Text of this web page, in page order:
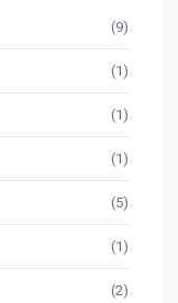
(9)
(1)
(1)
(1)
(5)
(1)
(2)